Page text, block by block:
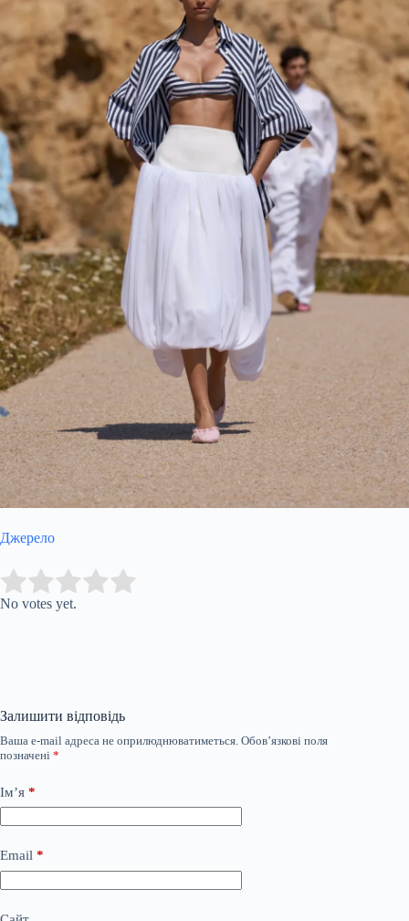
Джерело
Rate this item:
No votes yet.
Залишити відповідь
Ваша e-mail адреса не оприлюднюватиметься. Обов’язкові поля
позначені *
Ім’я *
Email *